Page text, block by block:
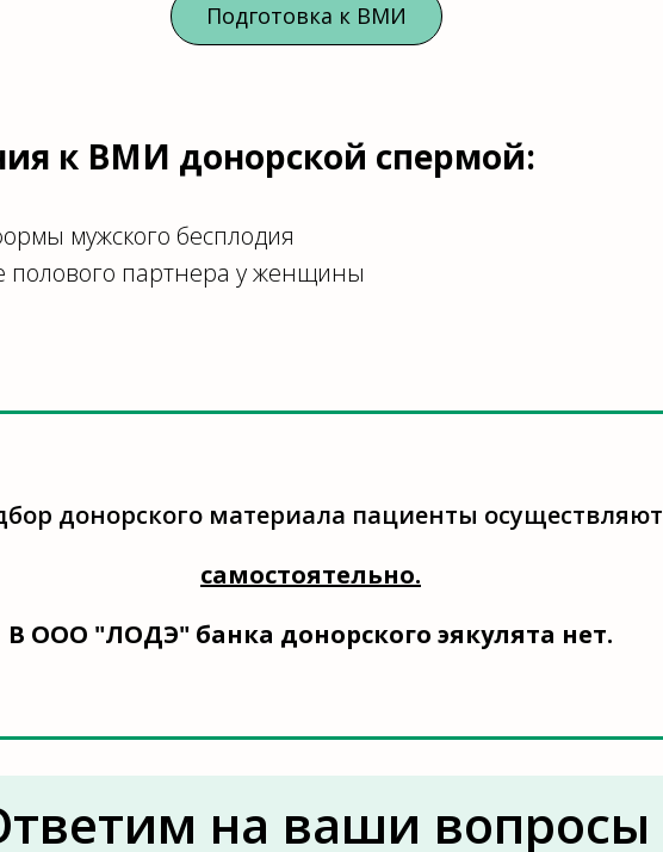
Подготовка к ВМИ
к ВМИ донорской спермой:
мужского бесплодия
полового партнера у женщины
донорского материала пациенты осуществляют
самостоятельно.
В ООО "ЛОДЭ" банка донорского эякулята нет.
на ваши вопросы